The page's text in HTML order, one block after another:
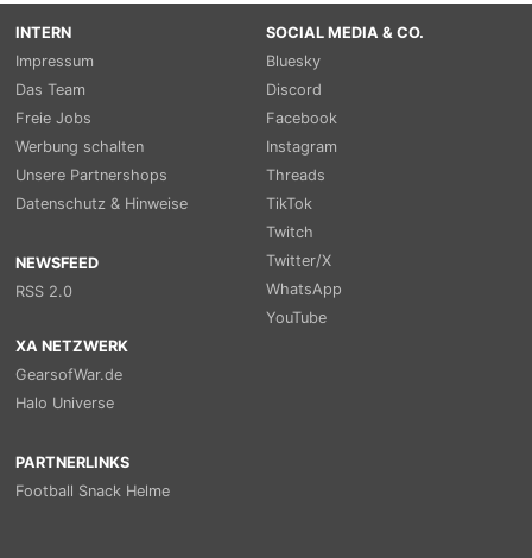
INTERN
Impressum
Das Team
Freie Jobs
Werbung schalten
Unsere Partnershops
Datenschutz & Hinweise
NEWSFEED
RSS 2.0
SOCIAL MEDIA & CO.
Bluesky
Discord
Facebook
Instagram
Threads
TikTok
Twitch
Twitter/X
WhatsApp
YouTube
XA NETZWERK
GearsofWar.de
Halo Universe
PARTNERLINKS
Football Snack Helme